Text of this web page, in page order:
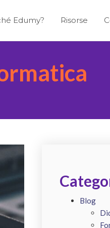
Edumy? Risorse
Blog